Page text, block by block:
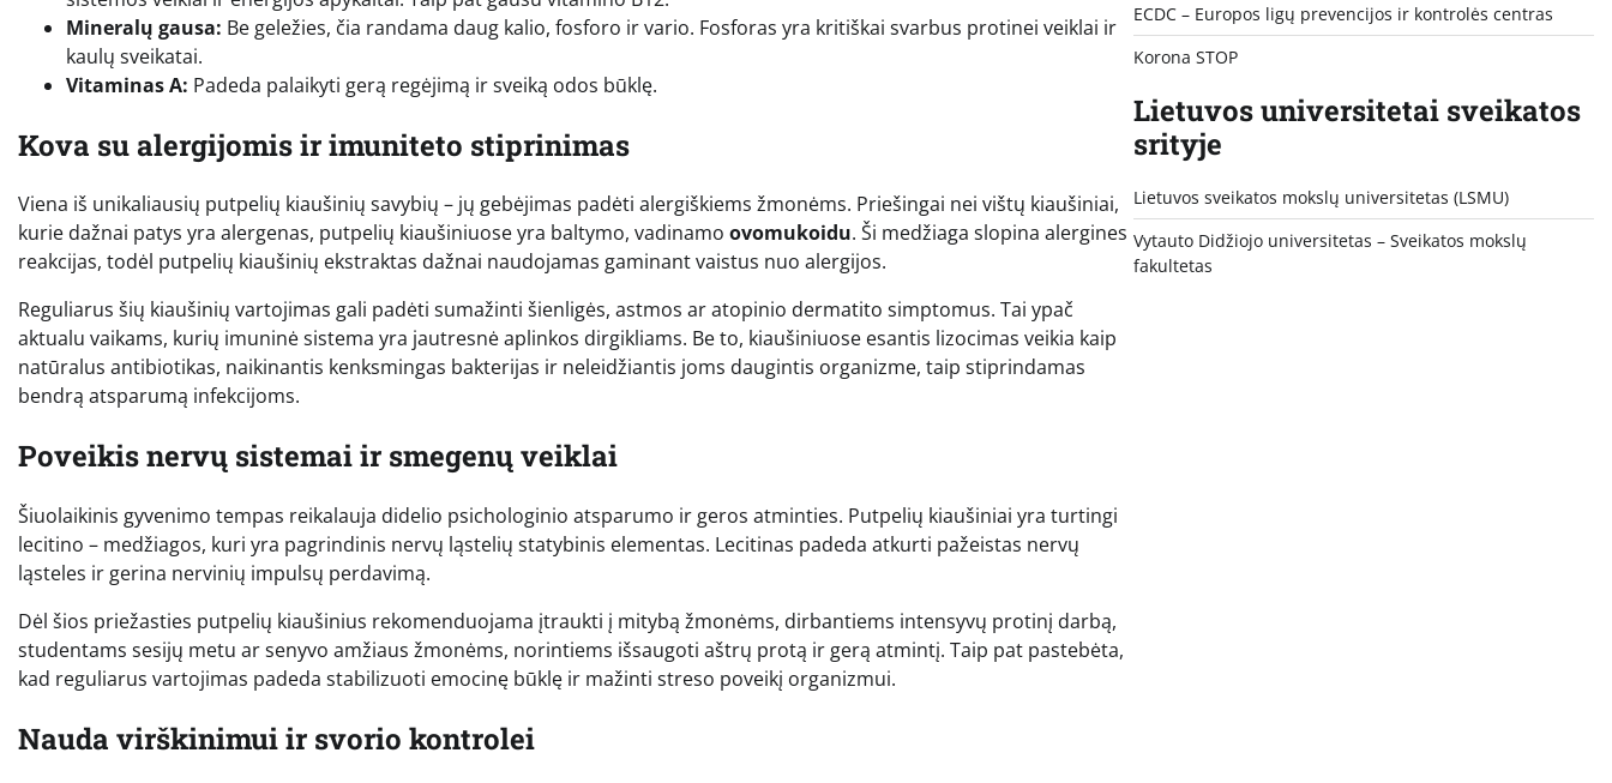
Mineralų gausa: Be geležies, čia randama daug kalio, fosforo ir vario. Fosforas yra kritiškai svarbus protinei veiklai ir
kaulų sveikatai.
Vitaminas A: Padeda palaikyti gerą regėjimą ir sveiką odos būklę.
Kova su alergijomis ir imuniteto stiprinimas
Viena iš unikaliausių putpelių kiaušinių savybių – jų gebėjimas padėti alergiškiems žmonėms. Priešingai nei vištų kiaušiniai,
kurie dažnai patys yra alergenas, putpelių kiaušiniuose yra baltymo, vadinamo ovomukoidu. Ši medžiaga slopina alergines
reakcijas, todėl putpelių kiaušinių ekstraktas dažnai naudojamas gaminant vaistus nuo alergijos.
Reguliarus šių kiaušinių vartojimas gali padėti sumažinti šienligės, astmos ar atopinio dermatito simptomus. Tai ypač
aktualu vaikams, kurių imuninė sistema yra jautresnė aplinkos dirgikliams. Be to, kiaušiniuose esantis lizocimas veikia kaip
natūralus antibiotikas, naikinantis kenksmingas bakterijas ir neleidžiantis joms daugintis organizme, taip stiprindamas
bendrą atsparumą infekcijoms.
Poveikis nervų sistemai ir smegenų veiklai
Šiuolaikinis gyvenimo tempas reikalauja didelio psichologinio atsparumo ir geros atminties. Putpelių kiaušiniai yra turtingi
lecitino – medžiagos, kuri yra pagrindinis nervų ląstelių statybinis elementas. Lecitinas padeda atkurti pažeistas nervų
ląsteles ir gerina nervinių impulsų perdavimą.
Dėl šios priežasties putpelių kiaušinius rekomenduojama įtraukti į mitybą žmonėms, dirbantiems intensyvų protinį darbą,
studentams sesijų metu ar senyvo amžiaus žmonėms, norintiems išsaugoti aštrų protą ir gerą atmintį. Taip pat pastebėta,
kad reguliarus vartojimas padeda stabilizuoti emocinę būklę ir mažinti streso poveikį organizmui.
Nauda virškinimui ir svorio kontrolei
ECDC – Europos ligų prevencijos ir kontrolės centras
Korona STOP
Lietuvos universitetai sveikatos
srityje
Lietuvos sveikatos mokslų universitetas (LSMU)
Vytauto Didžiojo universitetas – Sveikatos mokslų
fakultetas